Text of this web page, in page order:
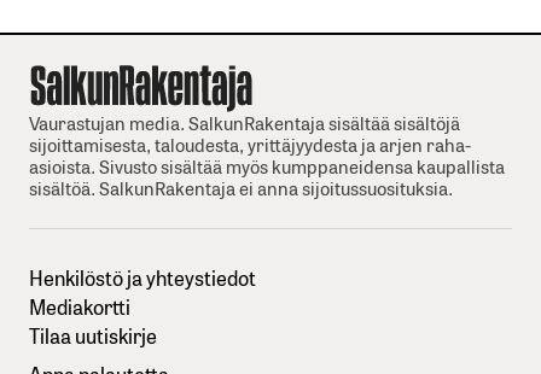
Vaurastujan media. SalkunRakentaja sisältää sisältöjä
sijoittamisesta, taloudesta, yrittäjyydesta ja arjen raha-
asioista. Sivusto sisältää myös kumppaneidensa kaupallista
sisältöä. SalkunRakentaja ei anna sijoitussuosituksia.
Henkilöstö ja yhteystiedot
Mediakortti
Tilaa uutiskirje